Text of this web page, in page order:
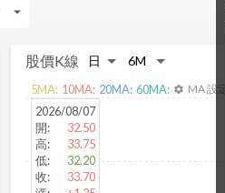
arrow_drop_down
股價K線
2026/08/07
開:
32.50
高:
33.75
低:
32.20
收:
33.70
5MA: 10MA: 20MA: 60MA: settings MA 設定